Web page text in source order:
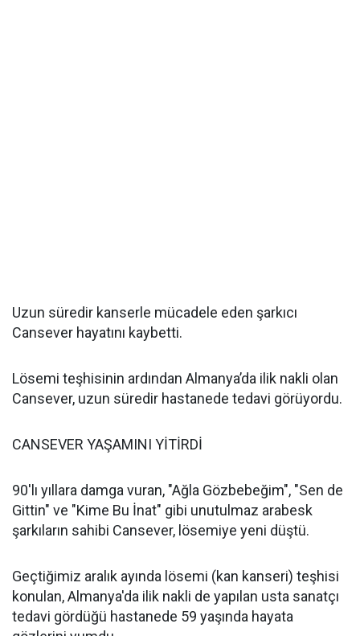
Uzun süredir kanserle mücadele eden şarkıcı
Cansever hayatını kaybetti.
Lösemi teşhisinin ardından Almanya’da ilik nakli olan
Cansever, uzun süredir hastanede tedavi görüyordu.
CANSEVER YAŞAMINI YİTİRDİ
90'lı yıllara damga vuran, "Ağla Gözbebeğim", "Sen de
Gittin" ve "Kime Bu İnat" gibi unutulmaz arabesk
şarkıların sahibi Cansever, lösemiye yeni düştü.
Geçtiğimiz aralık ayında lösemi (kan kanseri) teşhisi
konulan, Almanya'da ilik nakli de yapılan usta sanatçı
tedavi gördüğü hastanede 59 yaşında hayata